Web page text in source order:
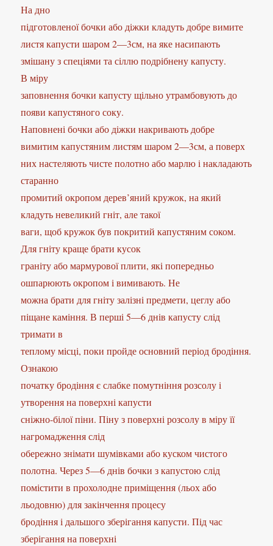
На дно
підготовленої бочки або діжки кладуть добре вимите
листя капусти шаром 2—3см, на яке насипають
змішану з спеціями та сіллю подрібнену капусту.
В міру
заповнення бочки капусту щільно утрамбовують до
появи капустяного соку.
Наповнені бочки або діжки накривають добре
вимитим капустяним листям шаром 2—3см, а поверх
них настеляють чисте полотно або марлю і накладають
старанно
промитий окропом дерев’яний кружок, на який
кладуть невеликий гніт, але такої
ваги, щоб кружок був покритий капустяним соком.
Для гніту краще брати кусок
граніту або мармурової плити, які попередньо
ошпарюють окропом і вимивають. Не
можна брати для гніту залізні предмети, цеглу або
піщане каміння. В перші 5—6 днів капусту слід
тримати в
теплому місці, поки пройде основний період бродіння.
Ознакою
початку бродіння є слабке помутніння розсолу і
утворення на поверхні капусти
сніжно-білої піни. Піну з поверхні розсолу в міру її
нагромадження слід
обережно знімати шумівками або куском чистого
полотна. Через 5—6 днів бочки з капустою слід
помістити в прохолодне приміщення (льох або
льодовню) для закінчення процесу
бродіння і дальшого зберігання капусти. Під час
зберігання на поверхні